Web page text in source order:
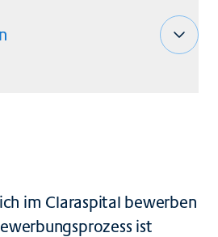
im Claraspital bewerben
ist